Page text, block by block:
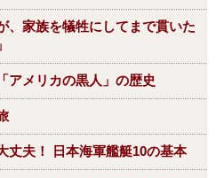
、家族を犠牲にしてまで貫いた
アメリカの黒人」の歴史
丈夫！ 日本海軍艦艇10の基本